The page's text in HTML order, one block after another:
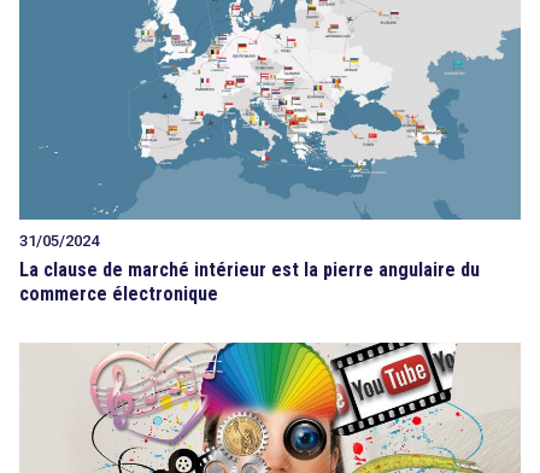
31/05/2024
La clause de marché intérieur est la pierre angulaire du
commerce électronique